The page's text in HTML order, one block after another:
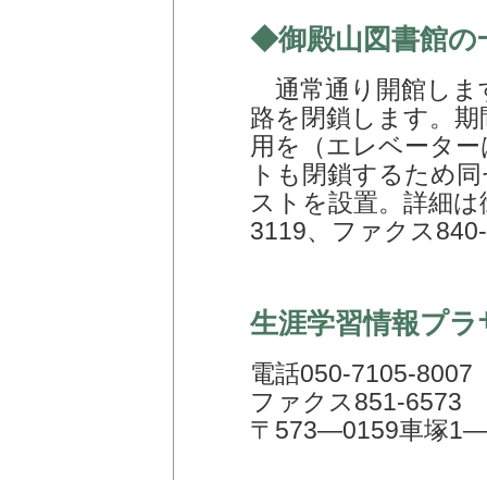
◆御殿山図書館の
通常通り開館しま
路を閉鎖します。
用を（エレベータ
トも閉鎖するため
ストを設置。詳細
3119、ファクス
生涯学習情報プラ
電話050-7105-8007
ファクス851-6573
〒573―0159車塚